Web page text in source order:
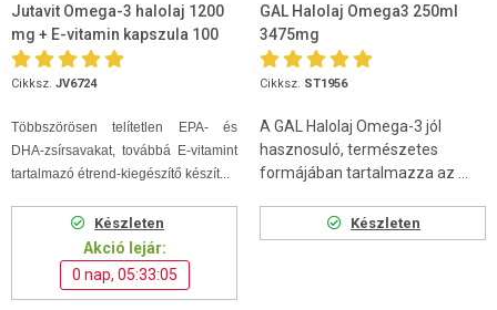
Jutavit Omega-3 halolaj 1200
mg + E-vitamin kapszula 100
db
Cikksz. JV6724
Többszörösen telítetlen EPA- és
DHA-zsírsavakat, továbbá E-vitamint
tartalmazó étrend-kiegészítő készít...
Készleten
Akció lejár:
0 nap, 05:33:04
GAL Halolaj Omega3 250ml
3475mg
Cikksz. ST1956
A GAL Halolaj Omega-3 jól
hasznosuló, természetes
formájában tartalmazza az ...
Készleten